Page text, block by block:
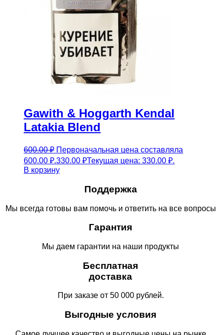
Gawith & Hoggarth Kendal
Latakia Blend
600.00₽ Первоначальная цена составляла
600.00 ₽.330.00 ₽Текущая цена: 330.00 ₽.
В корзину
Поддержка
Мы всегда готовы вам помочь и ответить на все вопросы
Гарантия
Мы даем гарантии на наши продукты
Бесплатная
доставка
При заказе от 50 000 рублей.
Выгодные условия